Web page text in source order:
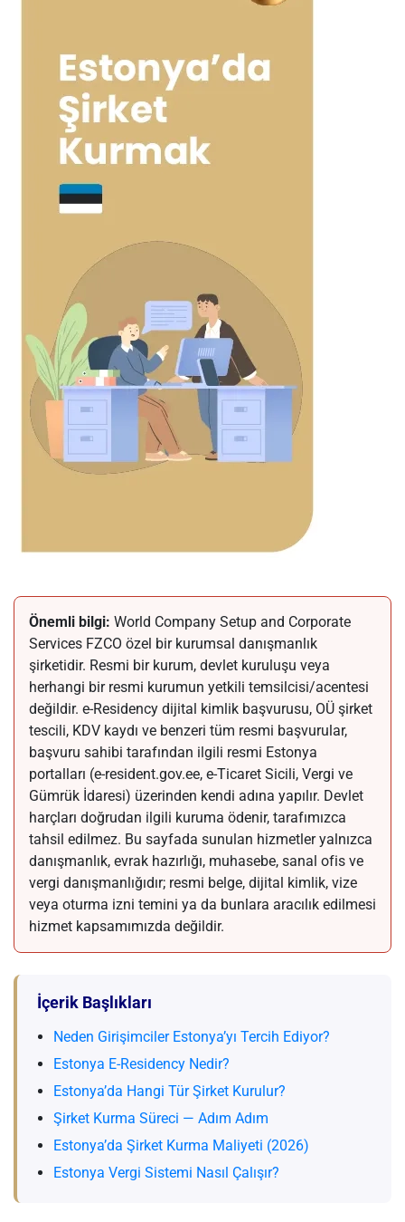
Önemli bilgi: World Company Setup and Corporate
Services FZCO özel bir kurumsal danışmanlık
şirketidir. Resmi bir kurum, devlet kuruluşu veya
herhangi bir resmi kurumun yetkili temsilcisi/acentesi
değildir. e-Residency dijital kimlik başvurusu, OÜ şirket
tescili, KDV kaydı ve benzeri tüm resmi başvurular,
başvuru sahibi tarafından ilgili resmi Estonya
portalları (e-resident.gov.ee, e-Ticaret Sicili, Vergi ve
Gümrük İdaresi) üzerinden kendi adına yapılır. Devlet
harçları doğrudan ilgili kuruma ödenir, tarafımızca
tahsil edilmez. Bu sayfada sunulan hizmetler yalnızca
danışmanlık, evrak hazırlığı, muhasebe, sanal ofis ve
vergi danışmanlığıdır; resmi belge, dijital kimlik, vize
veya oturma izni temini ya da bunlara aracılık edilmesi
hizmet kapsamımızda değildir.
İçerik Başlıkları
Neden Girişimciler Estonya’yı Tercih Ediyor?
Estonya E-Residency Nedir?
Estonya’da Hangi Tür Şirket Kurulur?
Şirket Kurma Süreci — Adım Adım
Estonya’da Şirket Kurma Maliyeti (2026)
Estonya Vergi Sistemi Nasıl Çalışır?